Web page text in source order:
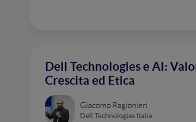
Dell Technologies e AI:
Crescita ed Etica
Giacomo Ragionieri
Dell Technologies Italia